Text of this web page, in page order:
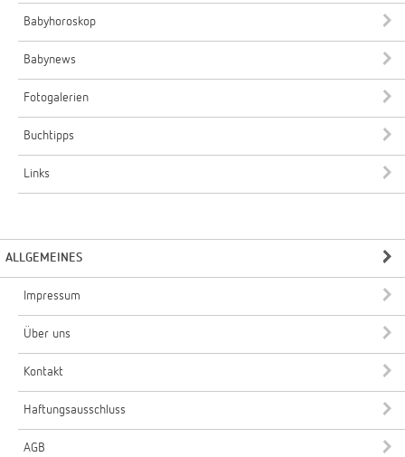
Babyhoroskop
Babynews
Fotogalerien
Buchtipps
Links
ALLGEMEINES
Impressum
Über uns
Kontakt
Haftungsausschluss
AGB